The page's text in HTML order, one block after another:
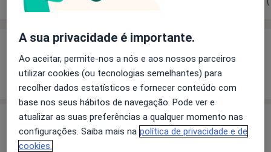
Experiência
Mostrar mais detalhes
sobre a experiência
Serviços e preços
Primeira consulta Ortoptica
A sua privacidade é importante.
Ao aceitar, permite-nos a nós e aos nossos parceiros
utilizar cookies (ou tecnologias semelhantes) para
recolher dados estatísticos e fornecer conteúdo com
base nos seus hábitos de navegação. Pode ver e
atualizar as suas preferências a qualquer momento nas
configurações. Saiba mais na política de privacidade e de
cookies.